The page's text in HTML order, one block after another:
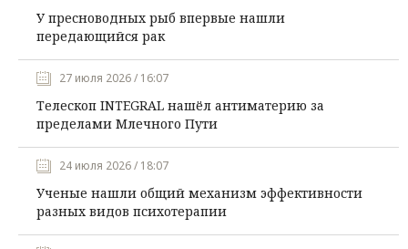
У пресноводных рыб впервые нашли
передающийся рак
27 июля 2026 / 16:07
Телескоп INTEGRAL нашёл антиматерию за
пределами Млечного Пути
24 июля 2026 / 18:07
Ученые нашли общий механизм эффективности
разных видов психотерапии